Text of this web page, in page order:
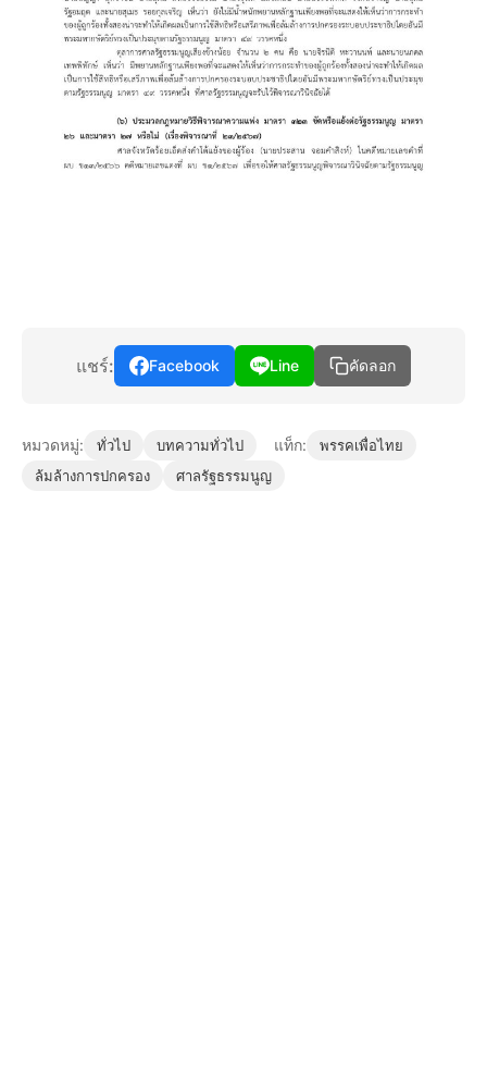
แชร์: Facebook Line คัดลอก
หมวดหมู่: ทั่วไป บทความทั่วไป แท็ก:
พรรคเพื่อไทย
ล้มล้างการปกครอง
ศาลรัฐธรรมนูญ